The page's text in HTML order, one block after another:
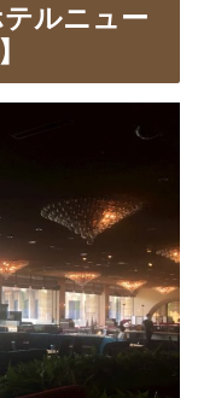
ルニュー